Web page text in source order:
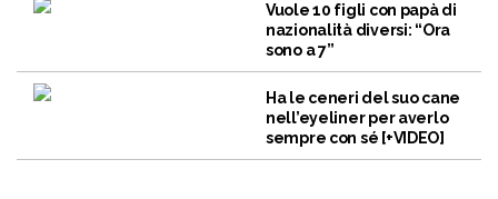
Vuole 10 figli con papà di
nazionalità diversi: “Ora
sono a 7”
Ha le ceneri del suo cane
nell’eyeliner per averlo
sempre con sé [+VIDEO]